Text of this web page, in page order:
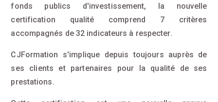
fonds publics d'investissement, la nouvelle
certification qualité comprend 7 critères
accompagnés de 32 indicateurs à respecter.
CJFormation s'implique depuis toujours auprès de
ses clients et partenaires pour la qualité de ses
prestations.